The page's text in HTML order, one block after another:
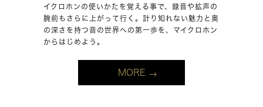
イクロホンの使いかたを覚える事で、録音や拡声の
腕前もさらに上がって行く。計り知れない魅力と奥
の深さを持つ音の世界への第一歩を、マイクロホン
からはじめよう。
MORE